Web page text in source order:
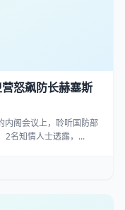
怒飙防长赫塞斯
内阁会议上，聆听国防部
2名知情人士透露，...